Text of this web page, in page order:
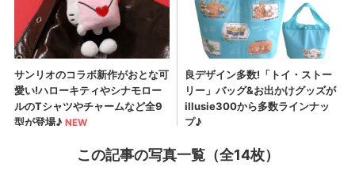
この記事の写真一覧（全14枚）